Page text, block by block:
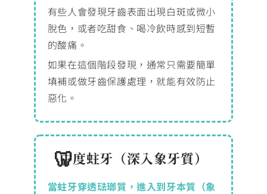
有些人會發現牙齒表面出現白斑或微小
脫色，或者吃甜食、喝冷飲時感到短暫
的酸痛。
如果在這個階段發現，通常只需要簡單
填補或做牙齒保護處理，就能有效防止
惡化。
中度蛀牙（深入象牙質）
當蛀牙穿透琺瑯質，進入到牙本質（象